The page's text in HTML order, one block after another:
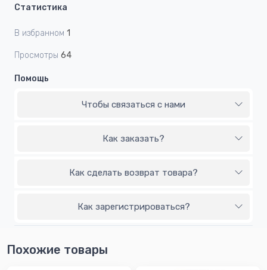
Статистика
В избранном 1
Просмотры 64
Помощь
Чтобы связаться с нами
Как заказать?
Как сделать возврат товара?
Как зарегистрироваться?
Похожие товары